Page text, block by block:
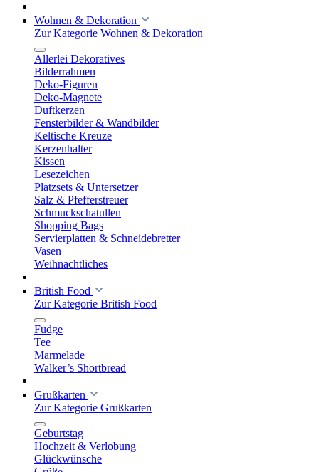
Wohnen & Dekoration
Zur Kategorie Wohnen & Dekoration
Allerlei Dekoratives
Bilderrahmen
Deko-Figuren
Deko-Magnete
Duftkerzen
Fensterbilder & Wandbilder
Keltische Kreuze
Kerzenhalter
Kissen
Lesezeichen
Platzsets & Untersetzer
Salz & Pfefferstreuer
Schmuckschatullen
Shopping Bags
Servierplatten & Schneidebretter
Vasen
Weihnachtliches
British Food
Zur Kategorie British Food
Fudge
Tee
Marmelade
Walker’s Shortbread
Grußkarten
Zur Kategorie Grußkarten
Geburtstag
Hochzeit & Verlobung
Glückwünsche